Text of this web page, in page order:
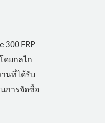
300 ERP
ดยกลไก
นที่ได้รับ
การจัดซื้อ